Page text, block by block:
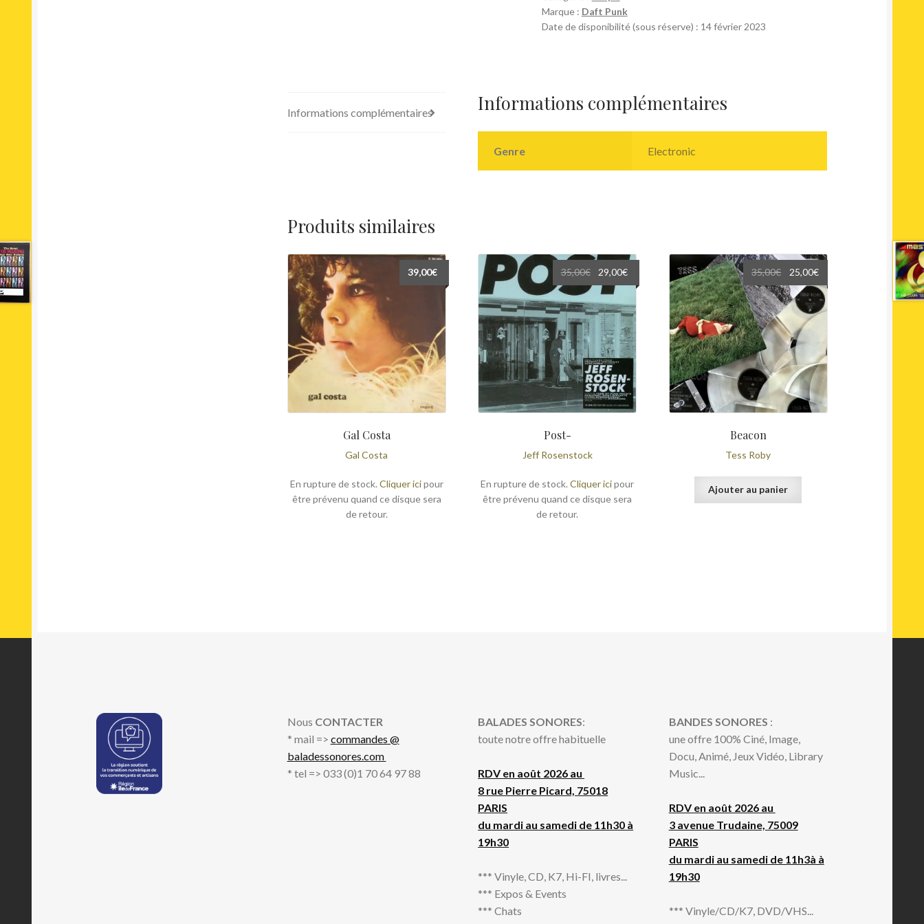
Marque : Daft Punk
Date de disponibilité (sous réserve) : 14 février 2023
Informations complémentaires Informations complémentaires
Genre Electronic
Produits similaires
Gal Costa
Gal Costa
39,00€
En rupture de stock. Cliquer icipour
être prévenu quand ce disque sera
de retour.
Post-
Jeff Rosenstock
35,00€
Le
prix
initial
était :
35,00€.
29,00€Le
prix
actuel
est :
29,00€.
En rupture de stock.Cliquer icipour
être prévenu quand ce disque sera
de retour.
Beacon
Tess Roby
35,00€
Le
prix
initial
était :
35,00€.
25,00€Le
prix
actuel
est :
Ajouter au panier
Nous CONTACTER
* mail => commandes @
baladessonores.com
* tel => 033 (0)1 70 64 97 88
BALADES SONORES:
toute notre offre habituelle
RDV en août 2026 au
8 rue Pierre Picard, 75018
PARIS
du mardi au samedi de 11h30 à
19h30
*** Vinyle, CD, K7, Hi-FI, livres...
*** Expos & Events
*** Chats
BANDES SONORES :
une offre 100% Ciné, Image,
Docu, Animé, Jeux Vidéo, Library
Music...
RDV en août 2026 au
3 avenue Trudaine, 75009
PARIS
du mardi au samedi de 11h3à à
19h30
*** Vinyle/CD/K7, DVD/VHS...